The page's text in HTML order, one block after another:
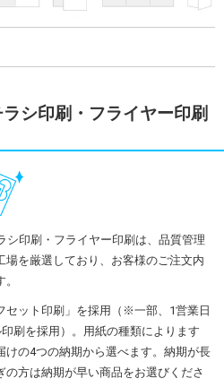
シ印刷・フライヤー印刷
シ印刷・フライヤー印刷は、品質管理
場を厳選しており、お客様のご注文内
セット印刷」を採用（※一部、1営業日
刷を採用）。用紙の種類によります
けの4つの納期から選べます。納期が長
方は納期が早い商品をお選びくださ